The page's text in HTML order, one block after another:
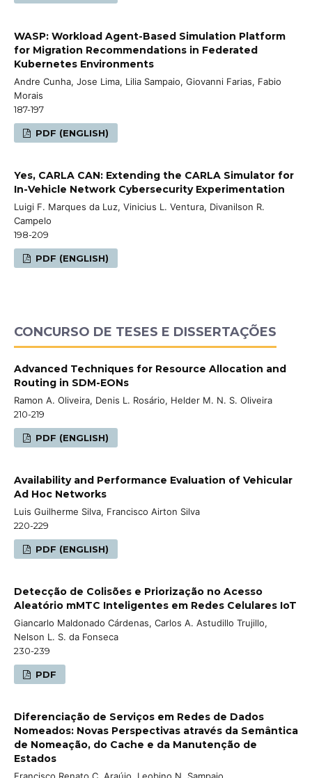
WASP: Workload Agent-Based Simulation Platform
for Migration Recommendations in Federated
Kubernetes Environments
Andre Cunha, Jose Lima, Lilia Sampaio, Giovanni Farias, Fabio
Morais
187-197
PDF (ENGLISH)
Yes, CARLA CAN: Extending the CARLA Simulator for
In-Vehicle Network Cybersecurity Experimentation
Luigi F. Marques da Luz, Vinicius L. Ventura, Divanilson R.
Campelo
198-209
PDF (ENGLISH)
CONCURSO DE TESES E DISSERTAÇÕES
Advanced Techniques for Resource Allocation and
Routing in SDM-EONs
Ramon A. Oliveira, Denis L. Rosário, Helder M. N. S. Oliveira
210-219
PDF (ENGLISH)
Availability and Performance Evaluation of Vehicular
Ad Hoc Networks
Luis Guilherme Silva, Francisco Airton Silva
220-229
PDF (ENGLISH)
Detecção de Colisões e Priorização no Acesso
Aleatório mMTC Inteligentes em Redes Celulares IoT
Giancarlo Maldonado Cárdenas, Carlos A. Astudillo Trujillo,
Nelson L. S. da Fonseca
230-239
PDF
Diferenciação de Serviços em Redes de Dados
Nomeados: Novas Perspectivas através da Semântica
de Nomeação, do Cache e da Manutenção de
Estados
Francisco Renato C. Araújo, Leobino N. Sampaio